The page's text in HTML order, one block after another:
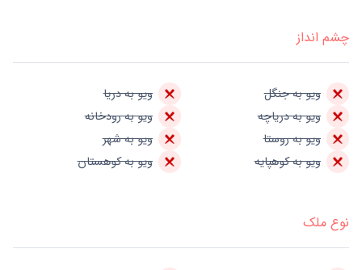
چشم انداز
ویو به جنگل
ویو به دریا
ویو به دریاچه
ویو به رودخانه
ویو به روستا
ویو به شهر
ویو به کوهپایه
ویو به کوهستان
نوع ملک